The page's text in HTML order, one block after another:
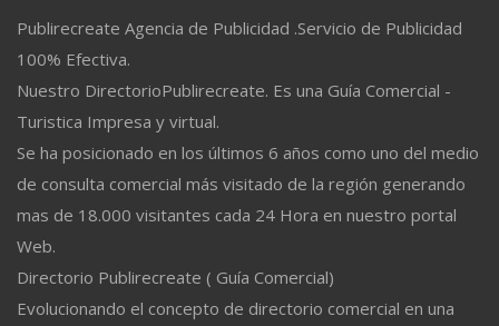
Publirecreate Agencia de Publicidad .Servicio de Publicidad
100% Efectiva.
Nuestro DirectorioPublirecreate. Es una Guía Comercial -
Turistica Impresa y virtual.
Se ha posicionado en los últimos 6 años como uno del medio
de consulta comercial más visitado de la región generando
mas de 18.000 visitantes cada 24 Hora en nuestro portal
Web.
Directorio Publirecreate ( Guía Comercial)
Evolucionando el concepto de directorio comercial en una